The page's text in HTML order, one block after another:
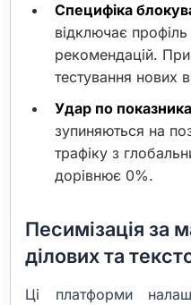
Специфіка
відключає
рекомендацій.
тестування нових
Удар по
зупиняються на
трафіку з
дорівнює 0%.
Песимізація за
ділових та
Ці платформи